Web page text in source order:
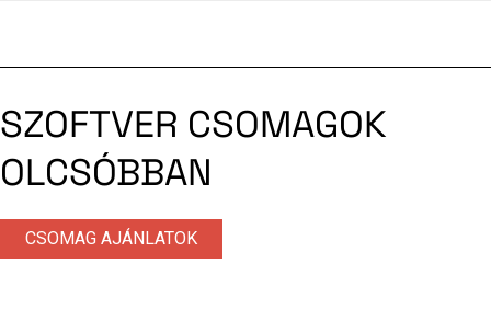
SZOFTVER CSOMAGOK
OLCSÓBBAN
CSOMAG AJÁNLATOK